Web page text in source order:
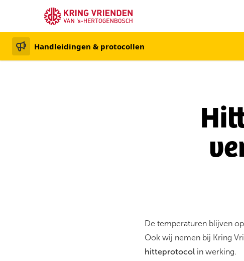
Handleidingen & protocollen
De temperaturen blijven
Ook wij nemen bij Kring
hitteprotocol in werking.